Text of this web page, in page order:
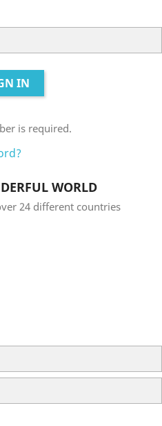
IN
is required.
WORLD
24 different countries